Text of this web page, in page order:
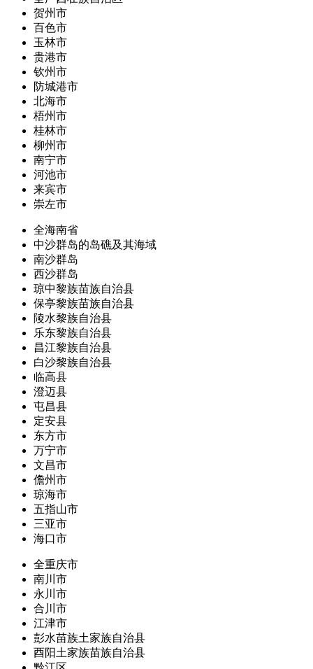
贺州市
百色市
玉林市
贵港市
钦州市
防城港市
北海市
梧州市
桂林市
柳州市
南宁市
河池市
来宾市
崇左市
全海南省
中沙群岛的岛礁及其海域
南沙群岛
西沙群岛
琼中黎族苗族自治县
保亭黎族苗族自治县
陵水黎族自治县
乐东黎族自治县
昌江黎族自治县
白沙黎族自治县
临高县
澄迈县
屯昌县
定安县
东方市
万宁市
文昌市
儋州市
琼海市
五指山市
三亚市
海口市
全重庆市
南川市
永川市
合川市
江津市
彭水苗族土家族自治县
酉阳土家族苗族自治县